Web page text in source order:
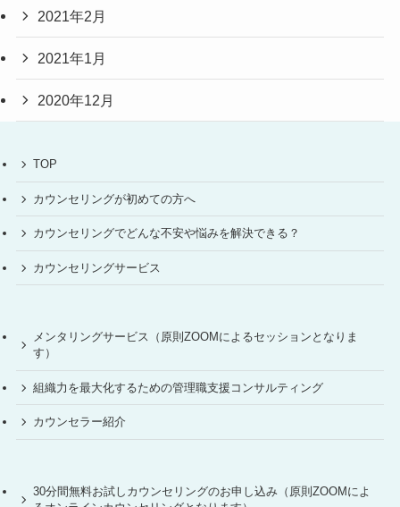
2021年2月
2021年1月
2020年12月
TOP
カウンセリングが初めての方へ
カウンセリングでどんな不安や悩みを解決できる？
カウンセリングサービス
メンタリングサービス（原則ZOOMによるセッションとなりま
す）
組織力を最大化するための管理職支援コンサルティング
カウンセラー紹介
30分間無料お試しカウンセリングのお申し込み（原則ZOOMによ